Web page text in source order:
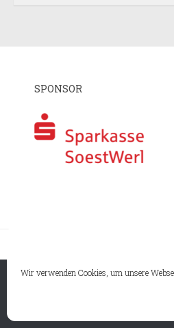
Wir verwenden Cookies, um unsere
SPONSOR